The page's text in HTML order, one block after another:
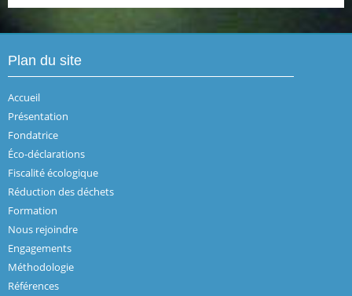
Plan du site
Accueil
Présentation
Fondatrice
Éco-déclarations
Fiscalité écologique
Réduction des déchets
Formation
Nous rejoindre
Engagements
Méthodologie
Références